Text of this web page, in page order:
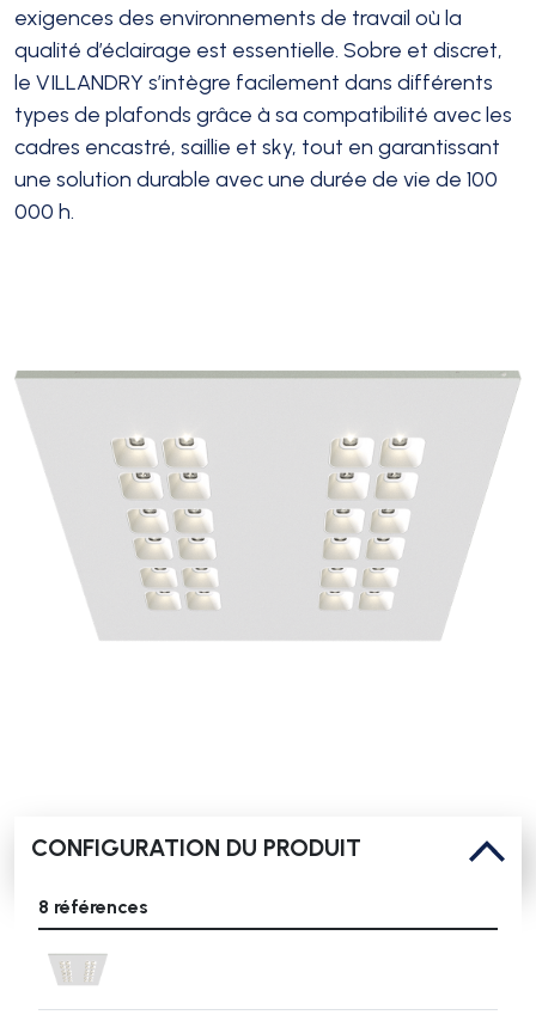
exigences des environnements de travail où la
qualité d’éclairage est essentielle. Sobre et discret,
le VILLANDRY s’intègre facilement dans différents
types de plafonds grâce à sa compatibilité avec les
cadres encastré, saillie et sky, tout en garantissant
une solution durable avec une durée de vie de 100
000 h.
CONFIGURATION DU PRODUIT
8 références